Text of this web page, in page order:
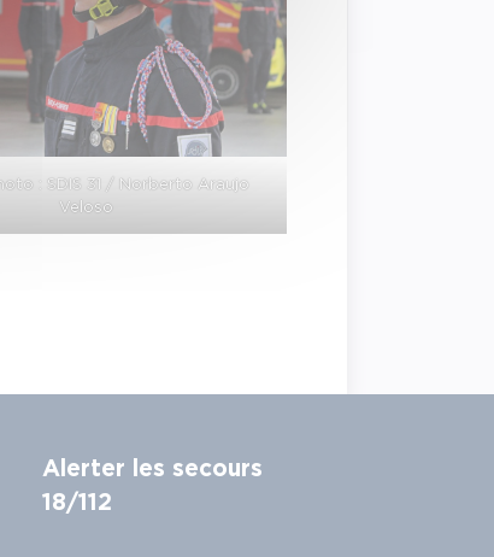
: SDIS 31 / Norberto Araujo
Veloso
Alerter les secours
18/112